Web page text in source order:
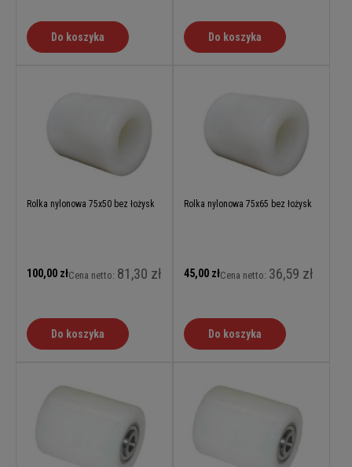
Do koszyka Do koszyka
Rolka nylonowa 75x50 bez łożysk
100,00 złCena netto: 81,30 zł
Do koszyka
Rolka nylonowa 75x65 bez łożysk
45,00 złCena netto: 36,59 zł
Do koszyka